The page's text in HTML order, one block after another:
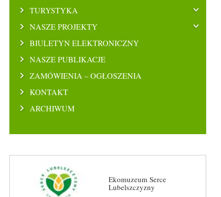
TURYSTYKA
NASZE PROJEKTY
BIULETYN ELEKTRONICZNY
NASZE PUBLIKACJE
ZAMÓWIENIA – OGŁOSZENIA
KONTAKT
ARCHIWUM
Ekomuzeum Serce
Lubelszczyzny